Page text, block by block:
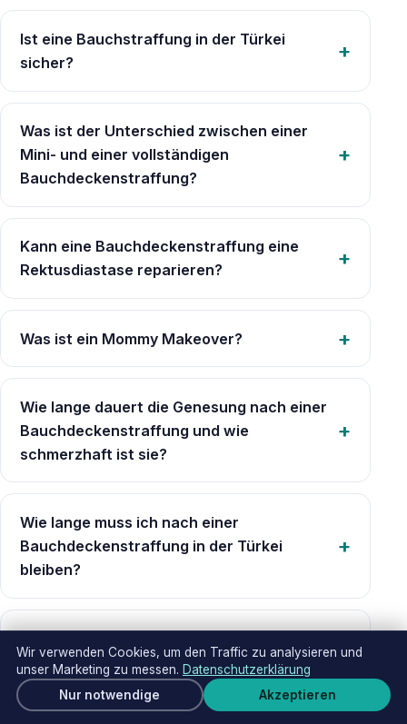
Ist eine Bauchstraffung in der Türkei
sicher?
Was ist der Unterschied zwischen einer
Mini- und einer vollständigen
Bauchdeckenstraffung?
Kann eine Bauchdeckenstraffung eine
Rektusdiastase reparieren?
Was ist ein Mommy Makeover?
Wie lange dauert die Genesung nach einer
Bauchdeckenstraffung und wie
schmerzhaft ist sie?
Wie lange muss ich nach einer
Bauchdeckenstraffung in der Türkei
bleiben?
Bauchdeckenstraffung?
Ähnliche Behandlungen in Istanbul
Kostenloses Angebot
Wir verwenden Cookies, um den Traffic zu analysieren und
unser Marketing zu messen. Datenschutzerklärung
Nur notwendige
Akzeptieren